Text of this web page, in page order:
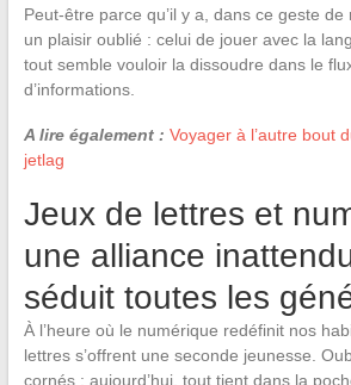
Peut-être parce qu’il y a, dans ce geste de
un plaisir oublié : celui de jouer avec la
tout semble vouloir la dissoudre dans le
d’informations.
A lire également : Voyager à l’autre bout
jetlag
Jeux de lettres et
une alliance
séduit toutes les
À l’heure où le numérique redéfinit nos
lettres s’offrent une seconde jeunesse.
cornés : aujourd’hui, tout tient dans la